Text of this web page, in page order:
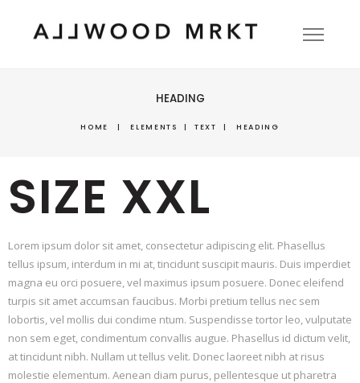
HEADING
HOME | ELEMENTS | TEXT | HEADING
SIZE XXL
Lorem ipsum dolor sit amet, consectetur adipiscing elit. Phasellus
tellus ipsum, interdum in mi at, tincidunt suscipit mauris. Duis imperdiet
magna eu orci posuere, vel maximus ipsum posuere. Donec eleifend
turpis sit amet accumsan faucibus. Morbi pretium tellus nec sem
lobortis, vel mollis dui condime ntum. Suspendisse tortor leo, vulputate
non sem eget, condimentum convallis augue. Phasellus id dictum velit,
at tincidunt nibh. Nullam ut tellus velit. Donec laoreet nibh at risus
molestie elementum. Aenean diam purus, pellentesque ut pharetra